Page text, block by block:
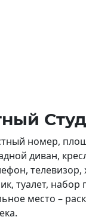
номер,
диван,
телевизор,
туалет,
место –